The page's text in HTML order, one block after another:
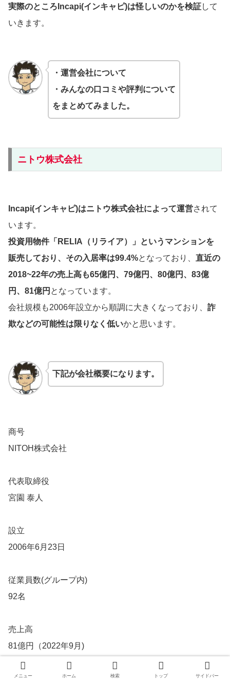
実際のところ Incapi(インキャピ)は怪しいのかを検証して
いきます。
・運営会社について
・みんなの口コミや評判について
をまとめてみました。
ニトウ株式会社
Incapi(インキャピ)はニトウ株式会社によって運営されて
います。
投資用物件「RELIA（リライア）」というマンションを
販売しており、その入居率は99.4%となっており、 直近の
2018~22年の売上高も65億円、79億円、80億円、83億
円、81億円 となっています。
会社規模も2006年設立から順調に大きくなっており、 詐
欺などの可能性は限りなく低いかと思います。
下記が会社概要になります。
商号
NITOH株式会社
代表取締役
宮園 泰人
設立
2006年6月23日
従業員数(グループ内)
92名
売上高
81億円（2022年9月)
83億円（2021年9月)
80億円（2020年9月)
メニュー ホーム 検索 トップ サイドバー